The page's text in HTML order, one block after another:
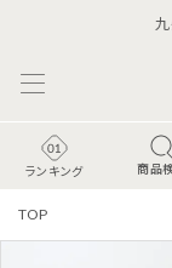
ランキング 商品
TOP